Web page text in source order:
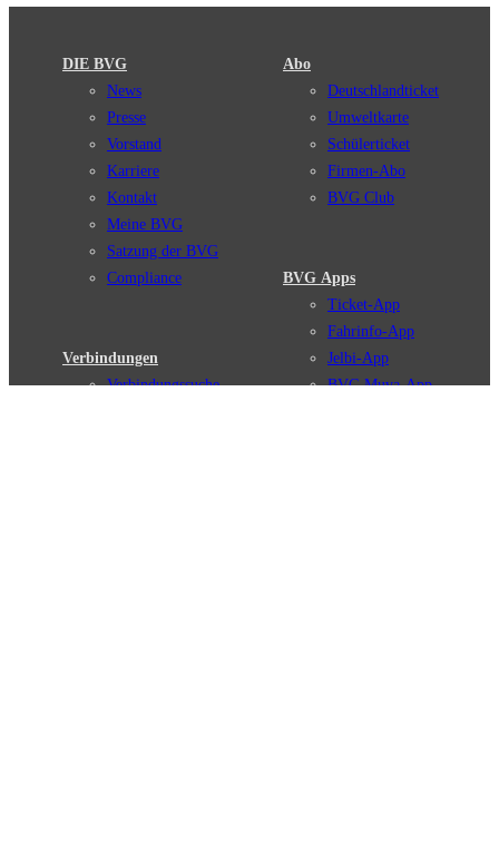
DIE BVG
News
Presse
Vorstand
Karriere
Kontakt
Meine BVG
Satzung der BVG
Compliance
Verbindungen
Verbindungssuche
Abo
Deutschlandticket
Umweltkarte
Schülerticket
Firmen-Abo
BVG Club
BVG Apps
Ticket-App
Fahrinfo-App
Jelbi-App
BVG Muva-App